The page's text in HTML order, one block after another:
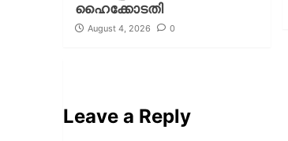
ഹൈക്കോടതി
August 4, 2026 0
Leave a Reply